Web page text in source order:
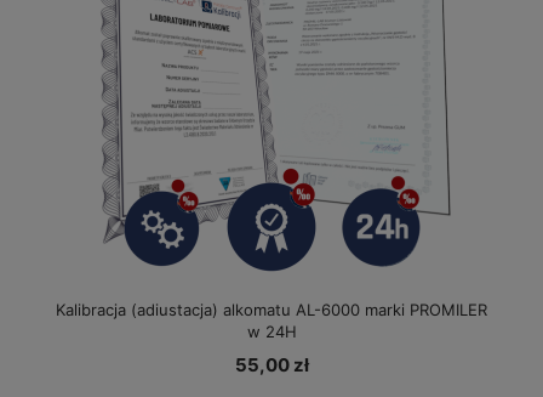
Kalibracja (adiustacja) alkomatu AL-6000 marki PROMILER
w 24H
55,00 zł